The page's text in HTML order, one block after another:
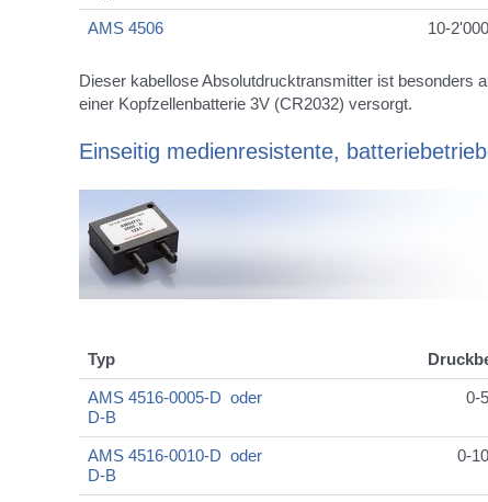
AMS 4506 10-
Dieser kabellose Absolutdrucktransmitter ist besonders
einer Kopfzellenbatterie 3V (CR2032) versorgt.
Einseitig medienresistente,
Typ
AMS 4516-0005-D oder
D-B
0-
AMS 4516-0010-D oder
D-B
0-